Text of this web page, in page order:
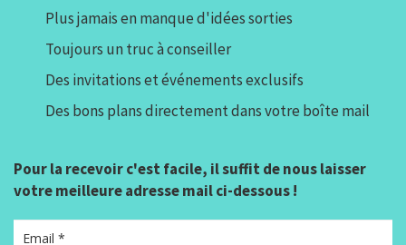
Plus jamais en manque d'idées sorties
Toujours un truc à conseiller
Des invitations et événements exclusifs
Des bons plans directement dans votre boîte mail
Pour la recevoir c'est facile, il suffit de nous laisser
votre meilleure adresse mail ci-dessous !